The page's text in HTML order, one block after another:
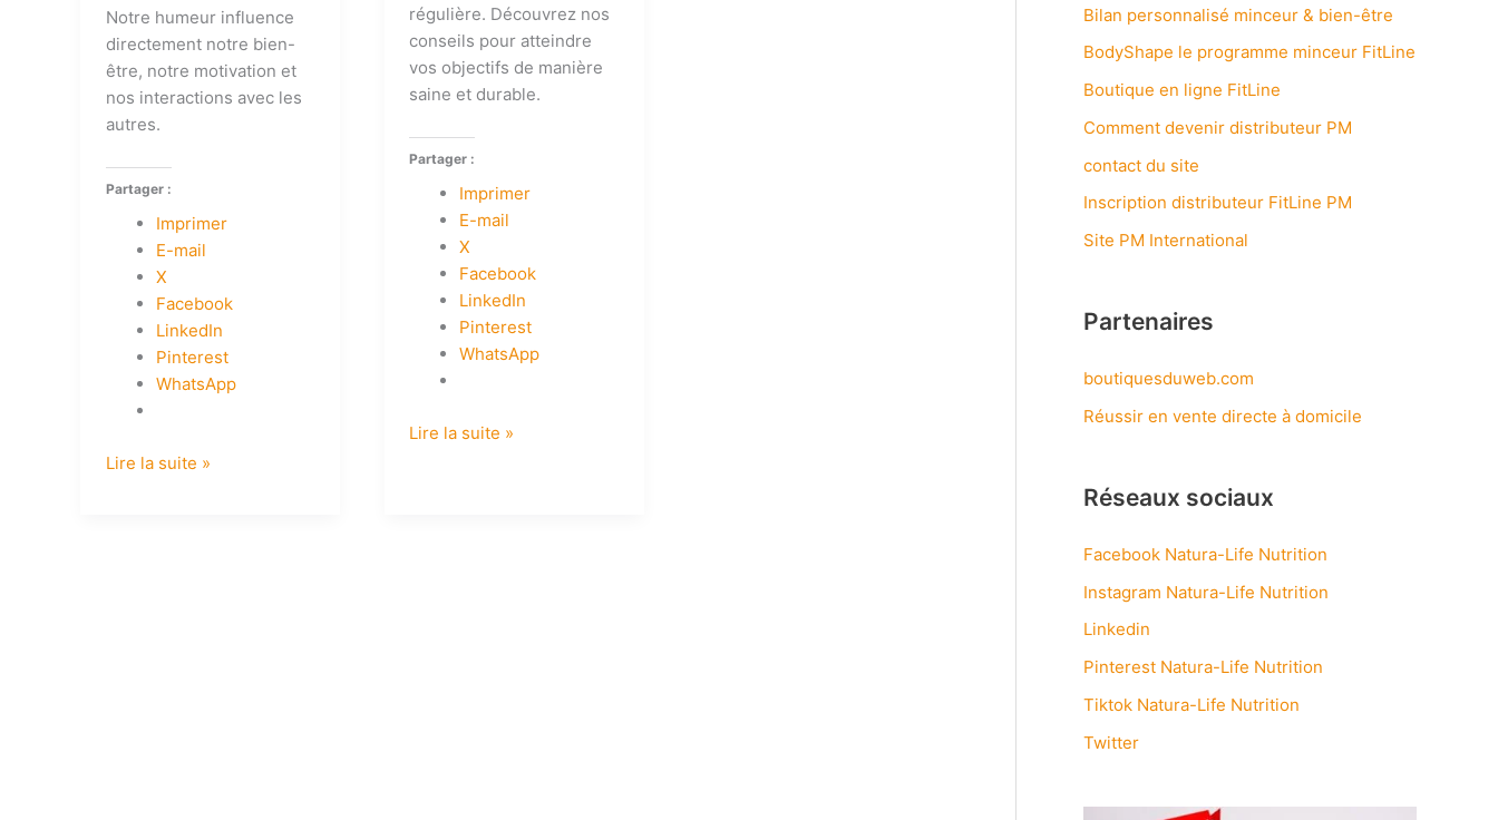
Notre humeur influence
directement notre bien-
être, notre motivation et
nos interactions avec les
autres.
Partager :
Imprimer
E-mail
X
Facebook
LinkedIn
Pinterest
WhatsApp
Lire la suite »
régulière. Découvrez nos
conseils pour atteindre
vos objectifs de manière
saine et durable.
Partager :
Imprimer
E-mail
X
Facebook
LinkedIn
Pinterest
WhatsApp
Lire la suite »
Bilan personnalisé minceur & bien-être
BodyShape le programme minceur FitLine
Boutique en ligne FitLine
Comment devenir distributeur PM
contact du site
Inscription distributeur FitLine PM
Site PM International
Partenaires
boutiquesduweb.com
Réussir en vente directe à domicile
Réseaux sociaux
Facebook Natura-Life Nutrition
Instagram Natura-Life Nutrition
Linkedin
Pinterest Natura-Life Nutrition
Tiktok Natura-Life Nutrition
Twitter